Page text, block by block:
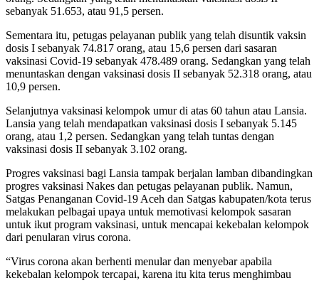
sebanyak 51.653, atau 91,5 persen.
Sementara itu, petugas pelayanan publik yang telah disuntik vaksin
dosis I sebanyak 74.817 orang, atau 15,6 persen dari sasaran
vaksinasi Covid-19 sebanyak 478.489 orang. Sedangkan yang telah
menuntaskan dengan vaksinasi dosis II sebanyak 52.318 orang, atau
10,9 persen.
Selanjutnya vaksinasi kelompok umur di atas 60 tahun atau Lansia.
Lansia yang telah mendapatkan vaksinasi dosis I sebanyak 5.145
orang, atau 1,2 persen. Sedangkan yang telah tuntas dengan
vaksinasi dosis II sebanyak 3.102 orang.
Progres vaksinasi bagi Lansia tampak berjalan lamban dibandingkan
progres vaksinasi Nakes dan petugas pelayanan publik. Namun,
Satgas Penanganan Covid-19 Aceh dan Satgas kabupaten/kota terus
melakukan pelbagai upaya untuk memotivasi kelompok sasaran
untuk ikut program vaksinasi, untuk mencapai kekebalan kelompok
dari penularan virus corona.
“Virus corona akan berhenti menular dan menyebar apabila
kekebalan kelompok tercapai, karena itu kita terus menghimbau